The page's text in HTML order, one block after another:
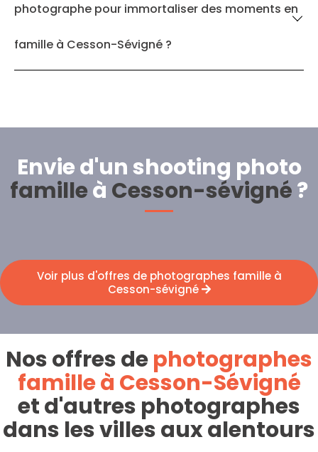
photographe pour immortaliser des moments en
famille à Cesson-Sévigné ?
Envie d'un shooting photo
familleà Cesson-sévigné?
Voir plus d'offres de photographes famille à
Cesson-sévigné
Nos offres dephotographes
famille à Cesson-Sévigné
et d'autres photographes
dans les villes aux alentours